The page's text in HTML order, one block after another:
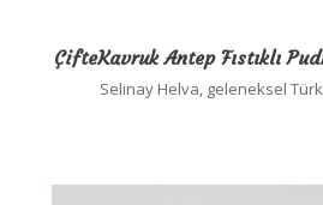
ÇifteKavruk Antep Fıstıklı
Selinay Helva, geleneksel